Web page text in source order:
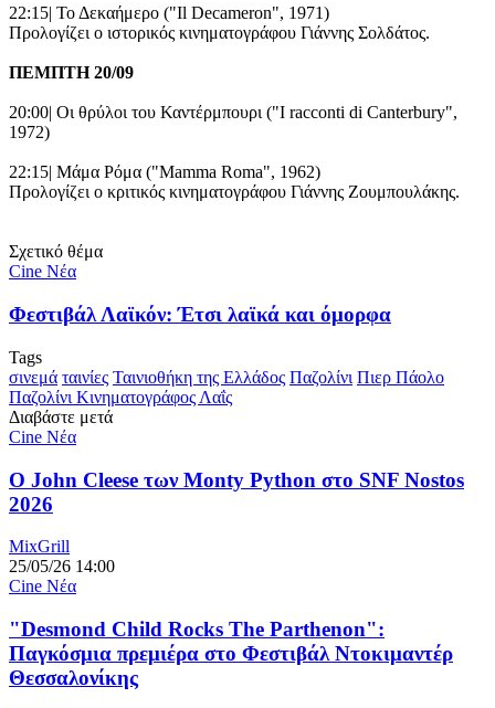
22:15| Το Δεκαήμερο ("Il Decameron", 1971)
Προλογίζει ο ιστορικός κινηματογράφου Γιάννης Σολδάτος.
ΠΕΜΠΤΗ 20/09
20:00| Οι θρύλοι του Καντέρμπουρι ("I racconti di Canterbury",
1972)
22:15| Μάμα Ρόμα ("Mamma Roma", 1962)
Προλογίζει ο κριτικός κινηματογράφου Γιάννης Ζουμπουλάκης.
Σχετικό θέμα
Cine Νέα
Φεστιβάλ Λαϊκόν: Έτσι λαϊκά και όμορφα
Tags
σινεμά ταινίες Ταινιοθήκη της Ελλάδος Παζολίνι Πιερ Πάολο
Παζολίνι Κινηματογράφος Λαΐς
Διαβάστε μετά
Cine Νέα
O John Cleese των Monty Python στο SNF Nostos
2026
MixGrill
25/05/26 14:00
Cine Νέα
"Desmond Child Rocks The Parthenon":
Παγκόσμια πρεμιέρα στο Φεστιβάλ Ντοκιμαντέρ
Θεσσαλονίκης